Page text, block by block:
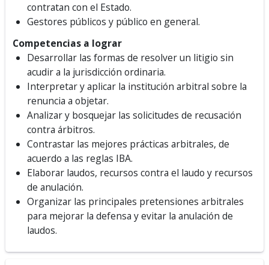
contratan con el Estado.
Gestores públicos y público en general.
Competencias a lograr
Desarrollar las formas de resolver un litigio sin
acudir a la jurisdicción ordinaria.
Interpretar y aplicar la institución arbitral sobre la
renuncia a objetar.
Analizar y bosquejar las solicitudes de recusación
contra árbitros.
Contrastar las mejores prácticas arbitrales, de
acuerdo a las reglas IBA.
Elaborar laudos, recursos contra el laudo y recursos
de anulación.
Organizar las principales pretensiones arbitrales
para mejorar la defensa y evitar la anulación de
laudos.